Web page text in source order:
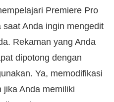
Premiere Pro
Anda ingin mengedit
Rekaman yang Anda
dipotong dengan
Ya, memodifikasi
jika Anda memiliki